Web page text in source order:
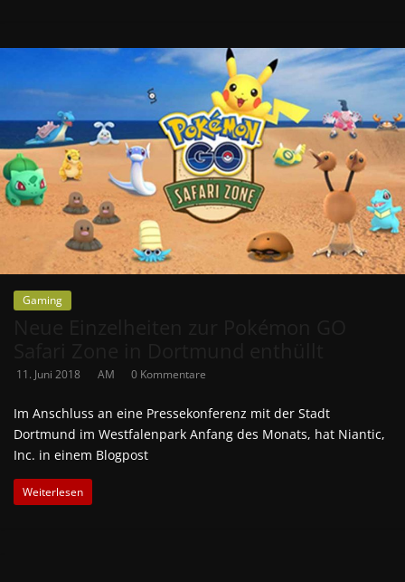
Gaming
11. Juni 2018 AM 0 Kommentare
Im Anschluss an eine Pressekonferenz mit der Stadt
Dortmund im Westfalenpark Anfang des Monats, hat Niantic,
Inc. in einem Blogpost
Weiterlesen